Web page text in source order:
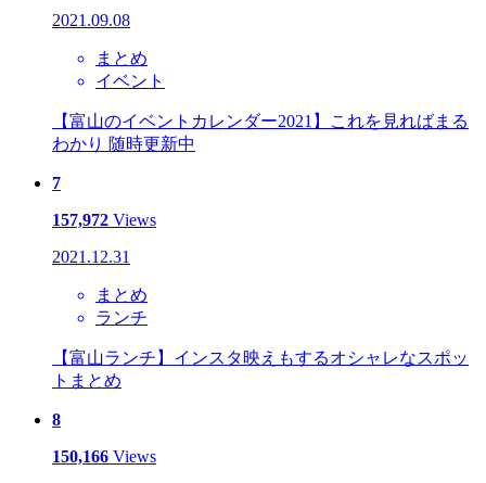
2021.09.08
まとめ
イベント
【富山のイベントカレンダー2021】これを見ればまる
わかり 随時更新中
7
157,972 Views
2021.12.31
まとめ
ランチ
【富山ランチ】インスタ映えもするオシャレなスポッ
トまとめ
8
150,166 Views